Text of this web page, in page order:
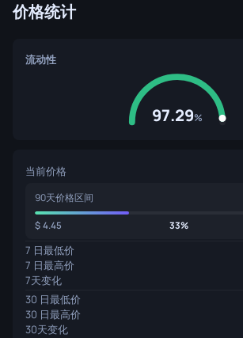
价格统计
流动性
97.29%
当前价格
90天价格区间
4.45 33%
7 日最低价
7 日最高价
7天变化
30 日最低价
30 日最高价
30天变化